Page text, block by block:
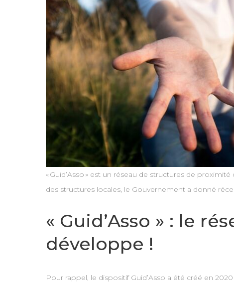
« Guid’Asso » est un réseau de structures de
des structures locales, le Gouvernement a donné
« Guid’Asso » : le
développe !
Pour rappel, le dispositif Guid’Asso a été créé en